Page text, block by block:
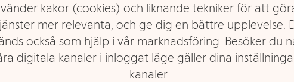
bakning. Ger bakverken extra
kakor (cookies) och liknande tekniker för att
mer relevanta, och ge dig en bättre upplevelse.
också som hjälp i vår marknadsföring. Besöker du
digitala kanaler i inloggat läge gäller dina
kanaler.